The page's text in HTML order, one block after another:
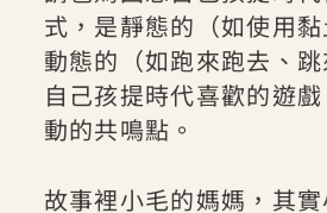
式，是靜態的（如使用
動態的（如跑來跑去、
自己孩提時代喜歡的遊
動的共鳴點。
故事裡小毛的媽媽，其